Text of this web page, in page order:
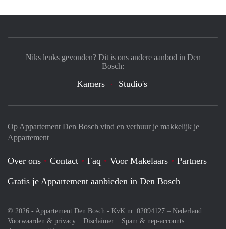
Op Appartement Den Bosch vind en verhuur je makkelijk je
Appartement
Over ons Contact Faq Voor Makelaars
Partners
Gratis je Appartement aanbieden in Den Bosch
© 2026 - Appartement Den Bosch - KvK nr. 02094127 – Nederland
Voorwaarden & privacy
Disclaimer
Spam & nep-accounts
Niks leuks gevonden? Dit is ons andere aanbod in Den
Bosch:
Kamers Studio's